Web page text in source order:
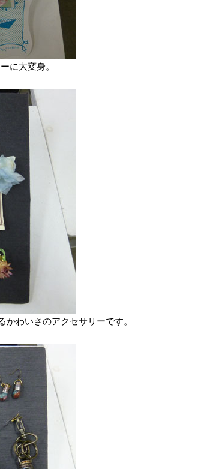
に大変身。
かわいさのアクセサリーです。